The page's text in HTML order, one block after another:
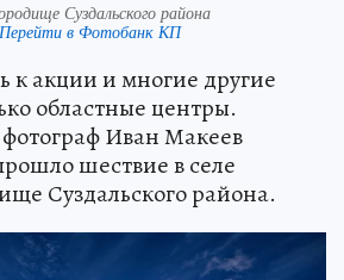
Суздальского района
Перейти в Фотобанк КП
к акции и многие другие
областные центры.
Иван Макеев
шествие в селе
Суздальского района.